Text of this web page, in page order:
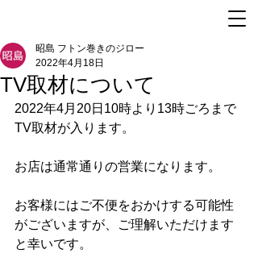
TV取材について
昭島 フトン巻きのジロー
2022年4月18日
2022年4月20日10時より13時ごろまで
TV取材が入ります。
お店は通常通りの営業になります。
お客様にはご不便をおかけする可能性
がございますが、ご理解いただけます
と幸いです。